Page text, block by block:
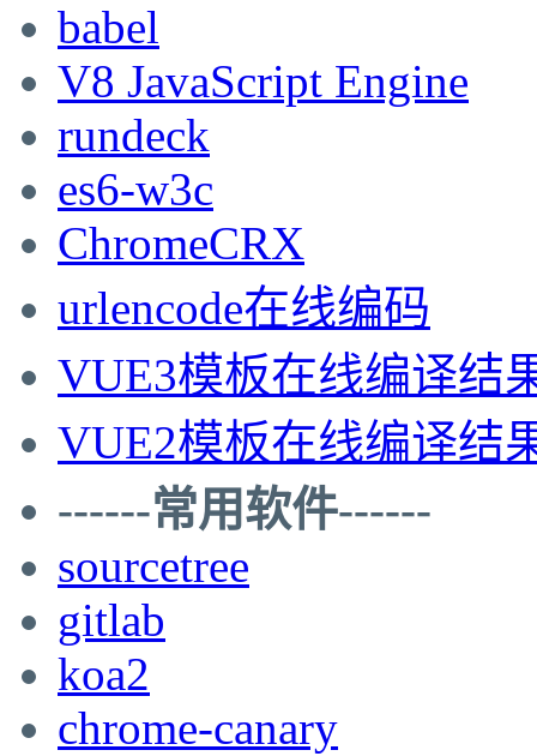
babel
V8 JavaScript Engine
rundeck
es6-w3c
ChromeCRX
urlencode在线编码
VUE3模板在线编译结
VUE2模板在线编译结
------常用软件------
sourcetree
gitlab
koa2
chrome-canary